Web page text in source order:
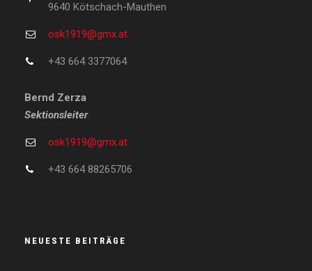
9640 Kötschach-Mauthen
osk1919@gmx.at
+43 664 3377064
Bernd Zerza
Sektionsleiter
osk1919@gmx.at
+43 664 88265706
NEUESTE BEITRÄGE